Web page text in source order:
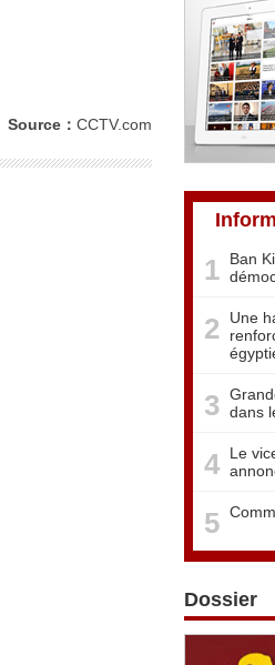
Source： CCTV.com
1
Ban
2
Une
3 dans
4
Le
5
Dossier